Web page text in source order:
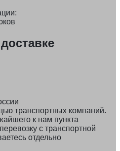
транспортных компаний.
к нам пункта
с транспортной
отдельно